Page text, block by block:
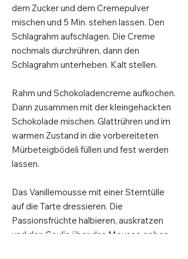
dem Zucker und dem Cremepulver
mischen und 5 Min. stehen lassen. Den
Schlagrahm aufschlagen. Die Creme
nochmals durchrühren, dann den
Schlagrahm unterheben. Kalt stellen.
Rahm und Schokoladencreme aufkochen.
Dann zusammen mit der kleingehackten
Schokolade mischen. Glattrühren und im
warmen Zustand in die vorbereiteten
Mürbeteigbödeli füllen und fest werden
lassen.
Das Vanillemousse mit einer Sterntülle
auf die Tarte dressieren. Die
Passionsfrüchte halbieren, auskratzen
und den Coulis über das Mousse geben.